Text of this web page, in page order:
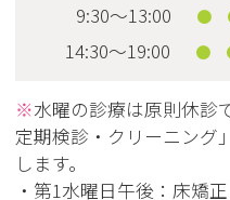
9:30～13:00 ●
14:30～19:00 ●
※水曜の診療は原則休診
定期検診・クリーニング
します。
・第1水曜日午後：床矯